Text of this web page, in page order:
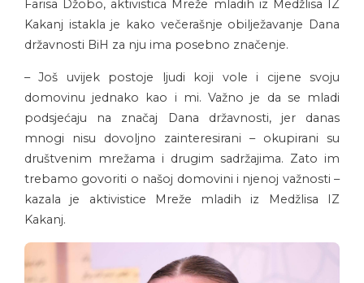
Farisa Džobo, aktivistica Mreže mladih iz Medžlisa IZ
Kakanj istakla je kako večerašnje obilježavanje Dana
državnosti BiH za nju ima posebno značenje.
– Još uvijek postoje ljudi koji vole i cijene svoju
domovinu jednako kao i mi. Važno je da se mladi
podsjećaju na značaj Dana državnosti, jer danas
mnogi nisu dovoljno zainteresirani – okupirani su
društvenim mrežama i drugim sadržajima. Zato im
trebamo govoriti o našoj domovini i njenoj važnosti –
kazala je aktivistice Mreže mladih iz Medžlisa IZ
Kakanj.